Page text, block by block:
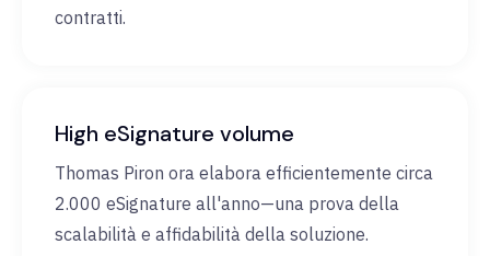
contratti.
High eSignature volume
Thomas Piron ora elabora efficientemente circa
2.000 eSignature all'anno—una prova della
scalabilità e affidabilità della soluzione.